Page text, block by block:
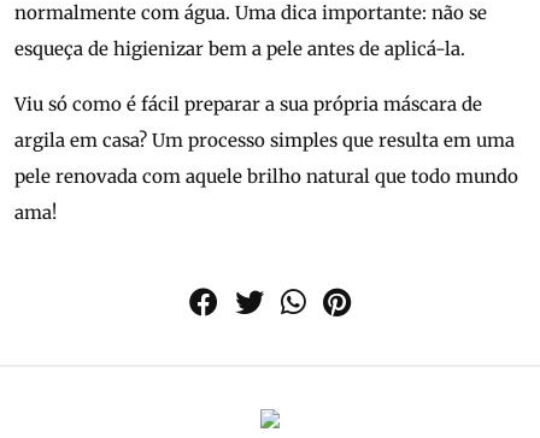
normalmente com água. Uma dica importante: não se
esqueça de higienizar bem a pele antes de aplicá-la.
Viu só como é fácil preparar a sua própria máscara de
argila em casa? Um processo simples que resulta em uma
pele renovada com aquele brilho natural que todo mundo
ama!